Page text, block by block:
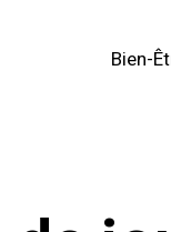
Bien-